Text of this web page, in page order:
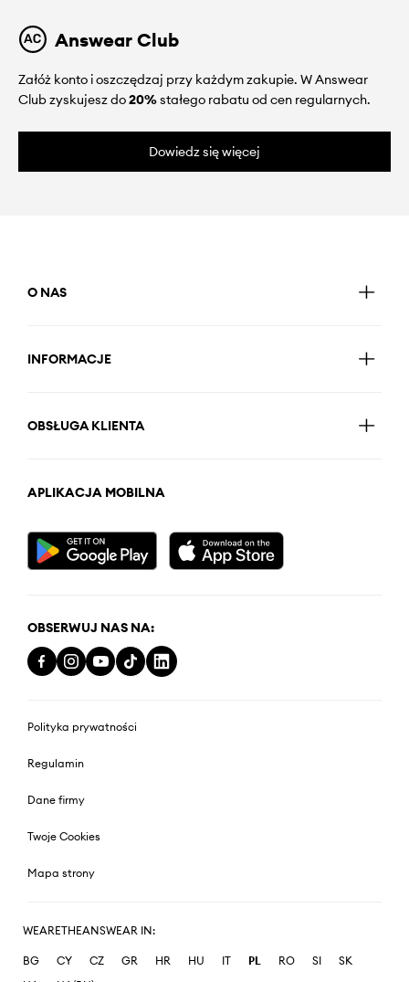
Answear Club
Załóż konto i oszczędzaj przy każdym zakupie. W Answear
Club zyskujesz do20%stałego rabatu od cen regularnych.
Dowiedz się więcej
O NAS
INFORMACJE
OBSŁUGA KLIENTA
APLIKACJA MOBILNA
OBSERWUJ NAS NA:
Polityka prywatności
Regulamin
Dane firmy
Twoje Cookies
Mapa strony
WEARETHEANSWEAR IN:
BG CY CZ GR HR HU IT PL RO SI
SK